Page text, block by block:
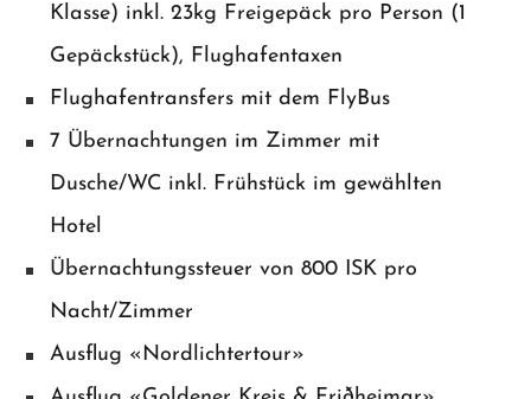
Klasse) inkl. 23kg Freigepäck pro Person (1
Gepäckstück), Flughafentaxen
Flughafentransfers mit dem FlyBus
7 Übernachtungen im Zimmer mit
Dusche/WC inkl. Frühstück im gewählten
Hotel
Übernachtungssteuer von 800 ISK pro
Nacht/Zimmer
Ausflug «Nordlichtertour»